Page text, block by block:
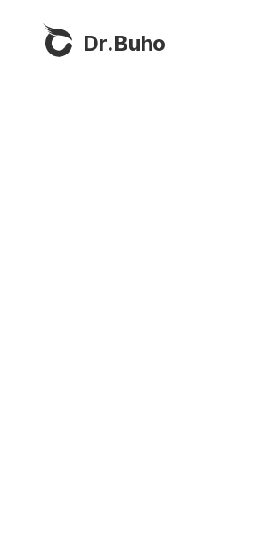
Dr.Buho